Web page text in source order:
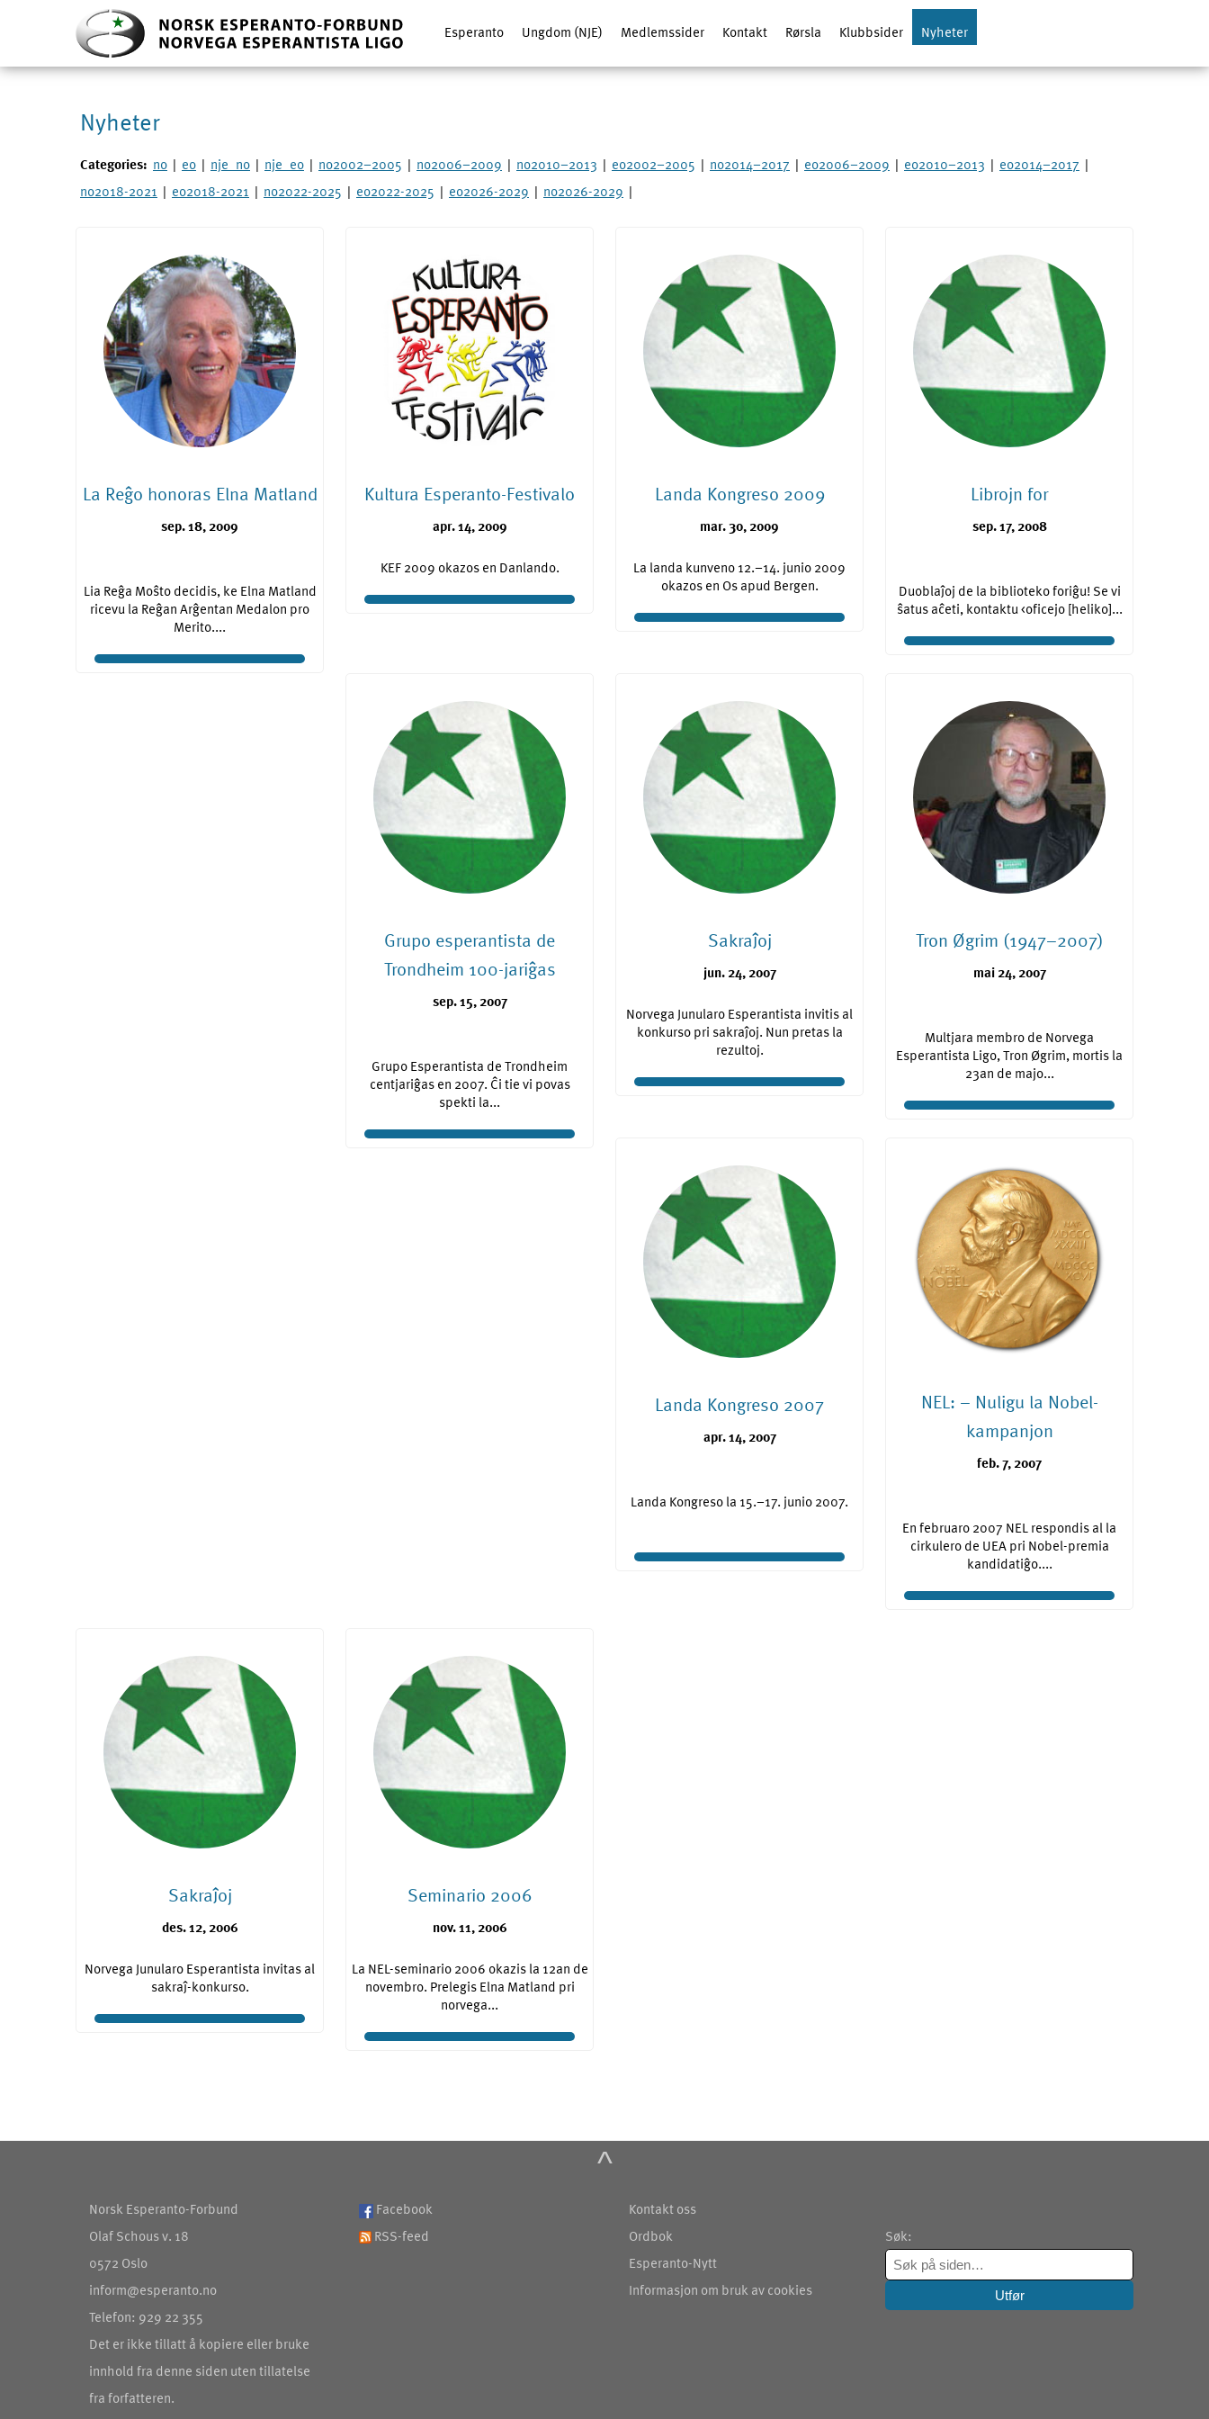
Esperanto Ungdom (NJE) Medlemssider Kontakt Rørsla Klubbsider Nyheter
Nyheter
Categories: no | eo | nje_no | nje_eo | no2002–2005 | no2006–2009 | no2010–2013 | eo2002–2005 | no2014–2017 | eo2006–2009 | eo2010–2013 | eo2014–2017 |
no2018-2021 | eo2018-2021 | no2022-2025 | eo2022-2025 | eo2026-2029 | no2026-2029 |
La Reĝo honoras Elna Matland
sep. 18, 2009
Lia Reĝa Moŝto decidis, ke Elna Matland
ricevu la Reĝan Arĝentan Medalon pro
Merito....
Kultura Esperanto-Festivalo
apr. 14, 2009
KEF 2009 okazos en Danlando.
Landa Kongreso 2009
mar. 30, 2009
La landa kunveno 12.–14. junio 2009
okazos en Os apud Bergen.
Librojn for
sep. 17, 2008
Duoblaĵoj de la biblioteko foriĝu! Se vi
ŝatus aĉeti, kontaktu <oficejo [heliko]...
Grupo esperantista de
Trondheim 100-jariĝas
sep. 15, 2007
Grupo Esperantista de Trondheim
centjariĝas en 2007. Ĉi tie vi povas
spekti la...
Sakraĵoj
jun. 24, 2007
Norvega Junularo Esperantista invitis al
konkurso pri sakraĵoj. Nun pretas la
rezultoj.
Tron Øgrim (1947–2007)
mai 24, 2007
Multjara membro de Norvega
Esperantista Ligo, Tron Øgrim, mortis la
23an de majo...
Landa Kongreso 2007
apr. 14, 2007
Landa Kongreso la 15.–17. junio 2007.
NEL: – Nuligu la Nobel-
kampanjon
feb. 7, 2007
En februaro 2007 NEL respondis al la
cirkulero de UEA pri Nobel-premia
kandidatiĝo....
Sakraĵoj
des. 12, 2006
Norvega Junularo Esperantista invitas al
sakraĵ-konkurso.
Seminario 2006
nov. 11, 2006
La NEL-seminario 2006 okazis la 12an de
novembro. Prelegis Elna Matland pri
norvega...
^
Norsk Esperanto-Forbund
Olaf Schous v. 18
0572 Oslo
inform@esperanto.no
Telefon: 929 22 355
Det er ikke tillatt å kopiere eller bruke
innhold fra denne siden uten tillatelse
fra forfatteren.
Facebook
RSS-feed
Kontakt oss
Ordbok
Esperanto-Nytt
Informasjon om bruk av cookies
Søk: